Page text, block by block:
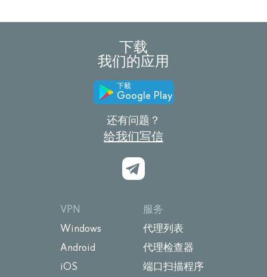
下载
我们的应用
下載
Google Play
还有问题？
给我们写信
VPN
Windows
Android
iOS
服务
代理列表
代理检查器
端口扫描程序